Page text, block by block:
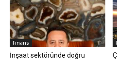
Finans
İnşaat sektöründe doğru